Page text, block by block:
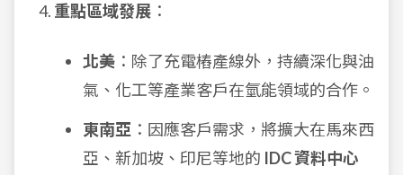
重點區域發展 ：
北美 ：除了充電樁產線外，持續深化與油
氣、化工等產業客戶在氫能領域的合作。
東南亞 ：因應客戶需求，將擴大在馬來西
亞、新加坡、印尼等地的 IDC 資料中心